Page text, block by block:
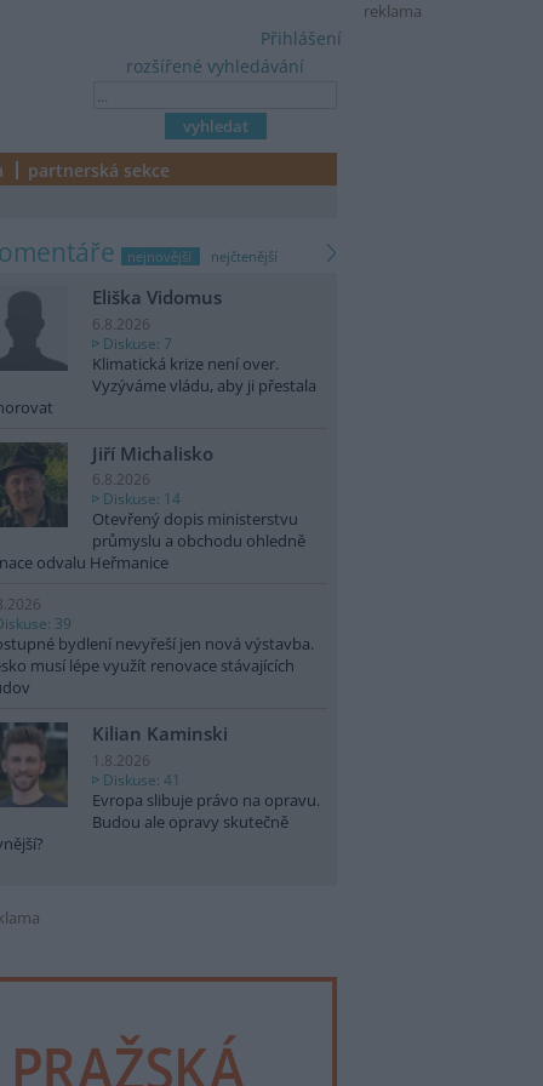
reklama
rozšířené vyhledávání
Přihlášení
partnerská sekce
nejnovější nejčtenější
Eliška Vidomus
6.8.2026
Diskuse: 7
Klimatická krize není over.
Vyzýváme vládu, aby ji přestala
Jiří Michalisko
6.8.2026
Diskuse: 14
Otevřený dopis ministerstvu
průmyslu a obchodu ohledně
odvalu Heřmanice
39
bydlení nevyřeší jen nová výstavba.
musí lépe využít renovace stávajících
Kilian Kaminski
1.8.2026
Diskuse: 41
Evropa slibuje právo na opravu.
Budou ale opravy skutečně